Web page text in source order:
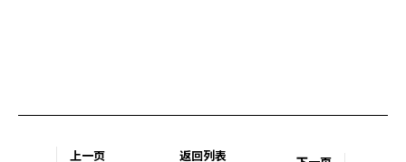
上一页 返回列表